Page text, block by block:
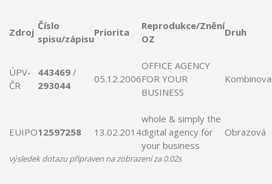
Zdroj
Číslo
spisu/zápisu
Priorita
Reprodukce/Znění
OZ
Druh
ÚPV-
ČR
443469 /
293044
05.12.2006
OFFICE AGENCY
FOR YOUR
BUSINESS
EUIPO12597258 13.02.2014
whole & simply the
digital agency for
your business
Obrazová
výsledek dotazu připraven na zobrazení za 0.02s